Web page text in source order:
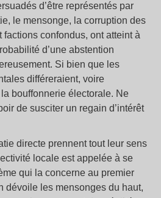
d’être représentés par
le mensonge, la corruption des
factions confondus, ont atteint à
d’une abstention
Si bien que les
différeraient, voire
bouffonnerie électorale. Ne
de susciter un regain d’intérêt
directe prennent tout leur sens
locale est appelée à se
qui la concerne au premier
dévoile les mensonges du haut,